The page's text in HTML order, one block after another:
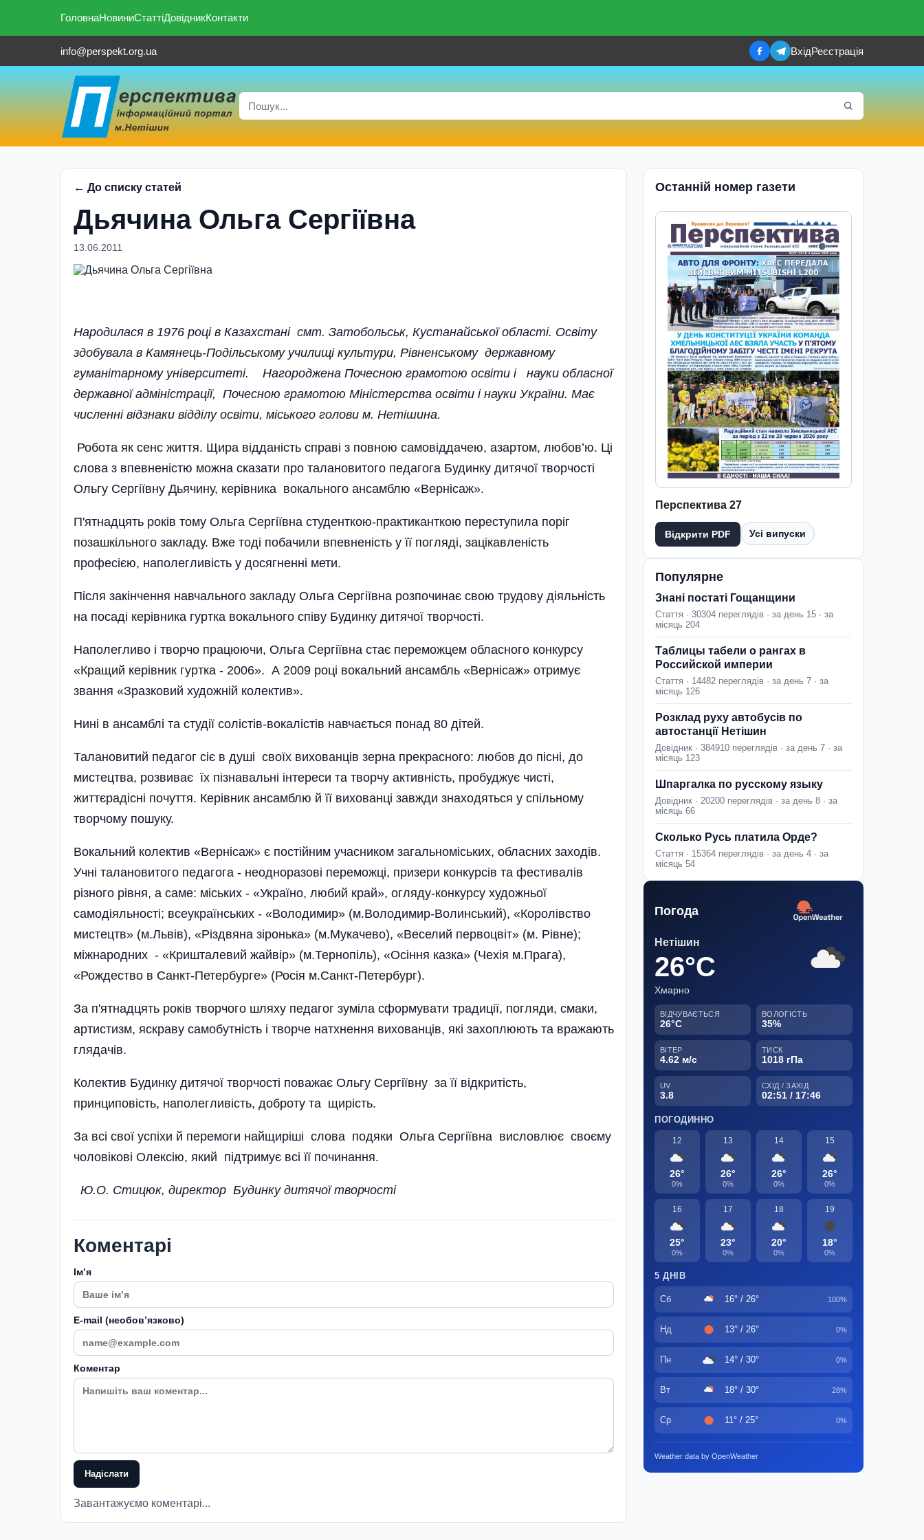
ГоловнаНовиниСтаттіДовідникКонтакти
info@perspekt.org.ua ВхідРеєстрація
← До списку статей
Дьячина Ольга Сергіївна
13.06.2011
Народилася в 1976 році в Казахстані смт. Затобольськ, Кустанайської області. Освіту
здобувала в Камянець-Подільському училищі культури, Рівненському державному
гуманітарному університеті. Нагороджена Почесною грамотою освіти і науки обласної
державної адміністрації, Почесною грамотою Міністерства освіти і науки України. Має
численні відзнаки відділу освіти, міського голови м. Нетішина.
Робота як сенс життя. Щира відданість справі з повною самовіддачею, азартом, любов’ю. Ці
слова з впевненістю можна сказати про талановитого педагога Будинку дитячої творчості
Ольгу Сергіївну Дьячину, керівника вокального ансамблю «Вернісаж».
П'ятнадцять років тому Ольга Сергіївна студенткою-практиканткою переступила поріг
позашкільного закладу. Вже тоді побачили впевненість у її погляді, зацікавленість
професією, наполегливість у досягненні мети.
Після закінчення навчального закладу Ольга Сергіївна розпочинає свою трудову діяльність
на посаді керівника гуртка вокального співу Будинку дитячої творчості.
Наполегливо і творчо працюючи, Ольга Сергіївна стає переможцем обласного конкурсу
«Кращий керівник гуртка - 2006». А 2009 році вокальний ансамбль «Вернісаж» отримує
звання «Зразковий художній колектив».
Нині в ансамблі та студії солістів-вокалістів навчається понад 80 дітей.
Талановитий педагог сіє в душі своїх вихованців зерна прекрасного: любов до пісні, до
мистецтва, розвиває їх пізнавальні інтереси та творчу активність, пробуджує чисті,
життєрадісні почуття. Керівник ансамблю й її вихованці завжди знаходяться у спільному
творчому пошуку.
Вокальний колектив «Вернісаж» є постійним учасником загальноміських, обласних заходів.
Учні талановитого педагога - неодноразові переможці, призери конкурсів та фестивалів
різного рівня, а саме: міських - «Україно, любий край», огляду-конкурсу художньої
самодіяльності; всеукраїнських - «Володимир» (м.Володимир-Волинський), «Королівство
мистецтв» (м.Львів), «Різдвяна зіронька» (м.Мукачево), «Веселий первоцвіт» (м. Рівне);
міжнародних - «Кришталевий жайвір» (м.Тернопіль), «Осіння казка» (Чехія м.Прага),
«Рождество в Санкт-Петербурге» (Росія м.Санкт-Петербург).
За п'ятнадцять років творчого шляху педагог зуміла сформувати традиції, погляди, смаки,
артистизм, яскраву самобутність і творче натхнення вихованців, які захоплюють та вражають
глядачів.
Колектив Будинку дитячої творчості поважає Ольгу Сергіївну за її відкритість,
принциповість, наполегливість, доброту та щирість.
За всі свої успіхи й перемоги найщиріші слова подяки Ольга Сергіївна висловлює своєму
чоловікові Олексію, який підтримує всі її починання.
Ю.О. Стицюк, директор Будинку дитячої творчості
Коментарі
Імʼя
E-mail (необовʼязково)
Коментар
Надіслати
Завантажуємо коментарі...
Останній номер газети
Перспектива 27
Відкрити PDF Усі випуски
Популярне
Знані постаті Гощанщини
Стаття · 30304 переглядів · за день 15 · за
місяць 204
Таблицы табели о рангах в
Российской империи
Стаття · 14482 переглядів · за день 7 · за
місяць 126
Розклад руху автобусів по
автостанції Нетішин
Довідник · 384910 переглядів · за день 7 · за
місяць 123
Шпаргалка по русскому языку
Довідник · 20200 переглядів · за день 8 · за
місяць 66
Сколько Русь платила Орде?
Стаття · 15364 переглядів · за день 4 · за
місяць 54
Погода
Нетішин
26°C
Хмарно
ВІДЧУВАЄТЬСЯ
26°C
ВОЛОГІСТЬ
35%
ВІТЕР
4.62 м/с
ТИСК
1018 гПа
UV
3.8
СХІД / ЗАХІД
02:51 / 17:46
ПОГОДИННО
12
26°
0%
13
26°
0%
14
26°
0%
15
26°
0%
16
25°
0%
17
23°
0%
18
20°
0%
19
18°
0%
5 ДНІВ
Сб 16° / 26° 100%
Нд 13° / 26° 0%
Пн 14° / 30° 0%
Вт 18° / 30° 28%
Ср 11° / 25° 0%
Weather data by OpenWeather